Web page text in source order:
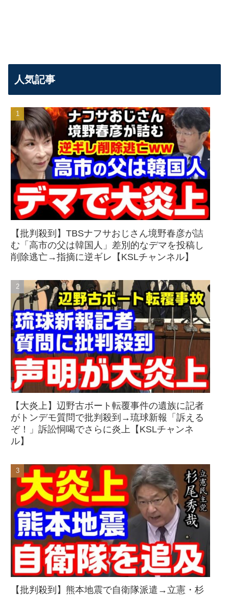
人気記事
【批判殺到】TBSナフサおじさん境野春彦が詰
む「高市の父は韓国人」差別的なデマを投稿し
削除逃亡→指摘に逆ギレ【KSLチャンネル】
【大炎上】辺野古ボート転覆事件の遺族に記者
がトンデモ質問で批判殺到→琉球新報「訴える
ぞ！」訴訟恫喝でさらに炎上【KSLチャンネ
ル】
【批判殺到】熊本地震で自衛隊派遣→立憲・杉